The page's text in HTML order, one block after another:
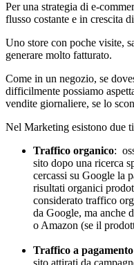
Per una strategia di e-
flusso costante e in crescita
Uno store con poche visite,
generare molto fatturato.
Come in un negozio, se
difficilmente possiamo
vendite giornaliere, se lo
Nel Marketing esistono due
Traffico organico:
sito dopo una ricerca
cercassi su Google la
risultati organici
considerato traffico
da Google, ma anche
o Amazon (se il
Traffico a pagamento